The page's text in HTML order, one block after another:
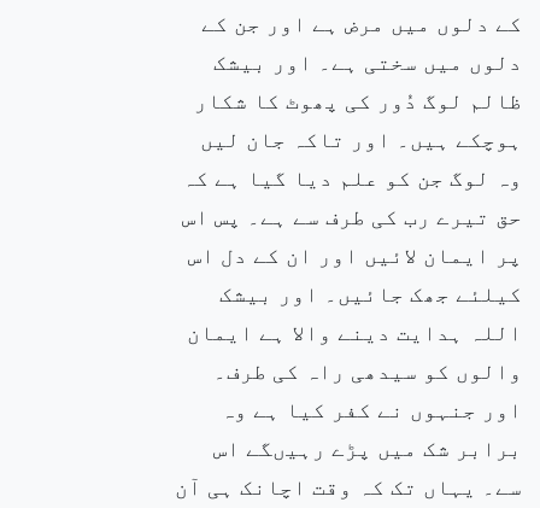
کے دلوں میں مرض ہے اور جن کے
دلوں میں سختی ہے۔ اور بیشک
ظالم لوگ دُور کی پھوٹ کا شکار
ہوچکے ہیں۔ اور تاکہ جان لیں
وہ لوگ جن کو علم دیا گیا ہے کہ
حق تیرے رب کی طرف سے ہے۔ پس اس
پر ایمان لائیں اور ان کے دل اس
کیلئے جھک جائیں۔ اور بیشک
اللہ ہدایت دینے والا ہے ایمان
والوں کو سیدھی راہ کی طرف۔
اور جنہوں نے کفر کیا ہے وہ
برابر شک میں پڑے رہیںگے اس
سے۔ یہاں تک کہ وقت اچانک ہی آن